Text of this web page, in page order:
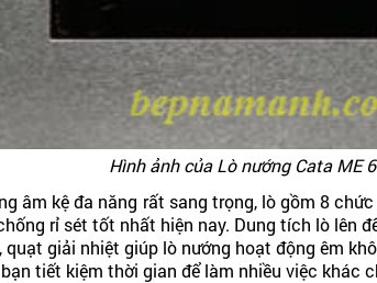
Hình ảnh củaLò nướng Cata ME
âm kệ đa năng rất sang trọng, lò gồm 8
rỉ sét tốt nhất hiện nay. Dung tích lò lên
giải nhiệt giúp lò nướng hoạt động êm
tiết kiệm thời gian để làm nhiều việc khác